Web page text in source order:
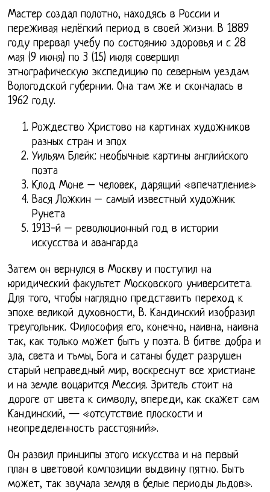
Мастер создал полотно, находясь в России и
переживая нелёгкий период в своей жизни. В 1889
году прервал учебу по состоянию здоровья и с 28
мая (9 июня) по 3 (15) июля совершил
этнографическую экспедицию по северным уездам
Вологодской губернии. Она там же и скончалась в
1962 году.
Рождество Христово на картинах художников
разных стран и эпох
Уильям Блейк: необычные картины английского
поэта
Клод Моне – человек, дарящий «впечатление»
Вася Ложкин – самый известный художник
Рунета
1913-й – революционный год в истории
искусства и авангарда
Затем он вернулся в Москву и поступил на
юридический факультет Московского университета.
Для того, чтобы наглядно представить переход к
эпохе великой духовности, В. Кандинский изобразил
треугольник. Философия его, конечно, наивна, наивна
так, как только может быть у поэта. В битве добра и
зла, света и тьмы, Бога и сатаны будет разрушен
старый неправедный мир, воскреснут все христиане
и на земле воцарится Мессия. Зритель стоит на
дороге от цвета к символу, впереди, как скажет сам
Кандинский, — «отсутствие плоскости и
неопределенность расстояний».
Он развил принципы этого искусства и на первый
план в цветовой композиции выдвину пятно. Быть
может, так звучала земля в белые периоды льдов».